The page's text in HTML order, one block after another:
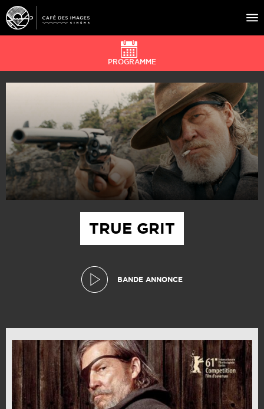
À L’AFFICHE
ÉVÉNEMENTS
CAFÉ DU CINÉ
PRATIQUE
ÉDUCATION AUX IMAGES
TRUE GRIT
BANDE ANNONCE
PROGRAMME